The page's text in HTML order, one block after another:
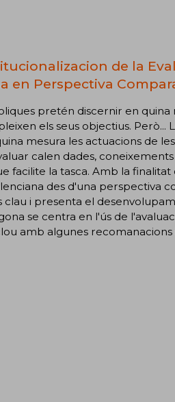
de la
en Perspectiva
pretén discernir en quina
els seus objectius. Però...
mesura les actuacions de
calen dades,
facilite la tasca. Amb la
des d'una perspectiva
i presenta el
se centra en l'ús de
amb algunes